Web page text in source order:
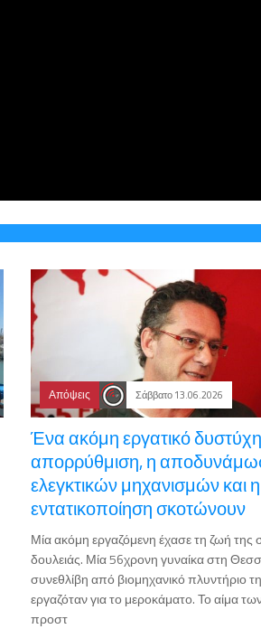
Απόψεις Σάββατο 13.06.2026
Ένα ακόμη εργατικό
απορρύθμιση, η
ελεγκτικών μηχανισμών και η
εντατικοποίηση σκοτώνουν
Μία ακόμη εργαζόμενη έχασε τη ζωή της
δουλειάς. Μία 56χρονη γυναίκα στη
συνεθλίβη από βιομηχανικό πλυντήριο
εργαζόταν για το μεροκάματο. Το αίμα
προστ